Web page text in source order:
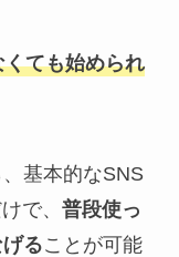
ても始められ
基本的なSNS
で、 普段使っ
ることが可能